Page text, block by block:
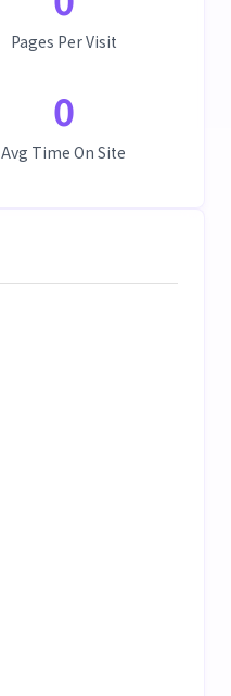
Pages Per Visit
0
Avg Time On Site